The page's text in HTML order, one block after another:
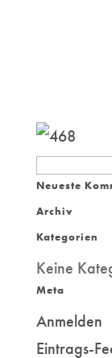
Suchen
nach:
Neueste
Archiv
Kategorien
Keine
Meta
Anmelden
Eintrags-